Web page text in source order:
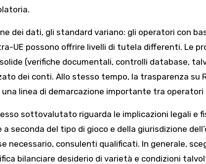
dei dati, gli standard variano: gli operatori con
UE possono offrire livelli di tutela differenti. Le
(verifiche documentali, controlli database,
dei conti. Allo stesso tempo, la trasparenza su
una linea di demarcazione importante tra
sottovalutato riguarda le implicazioni legali e
seconda del tipo di gioco e della giurisdizione
necessario, consulenti qualificati. In generale,
bilanciare desiderio di varietà e condizioni